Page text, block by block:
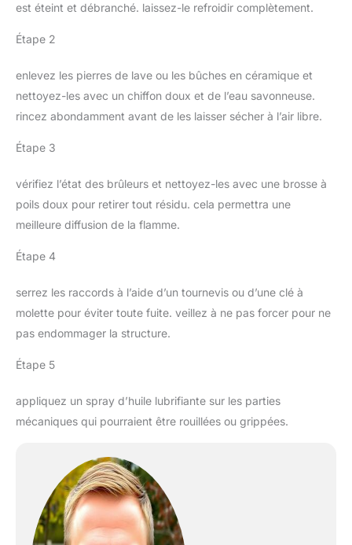
est éteint et débranché. laissez-le refroidir complètement.
Étape 2
enlevez les pierres de lave ou les bûches en céramique et
nettoyez-les avec un chiffon doux et de l’eau savonneuse.
rincez abondamment avant de les laisser sécher à l’air libre.
Étape 3
vérifiez l’état des brûleurs et nettoyez-les avec une brosse à
poils doux pour retirer tout résidu. cela permettra une
meilleure diffusion de la flamme.
Étape 4
serrez les raccords à l’aide d’un tournevis ou d’une clé à
molette pour éviter toute fuite. veillez à ne pas forcer pour ne
pas endommager la structure.
Étape 5
appliquez un spray d’huile lubrifiante sur les parties
mécaniques qui pourraient être rouillées ou grippées.